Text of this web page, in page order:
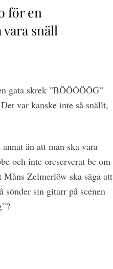
för en
snäll
gata skrek ”BÖÖÖÖÖG”
var kanske inte så snällt,
än att man ska vara
och inte oreserverat be om
Zelmerlöw ska säga att
sin gitarr på scenen